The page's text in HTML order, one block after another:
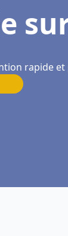
rapide et